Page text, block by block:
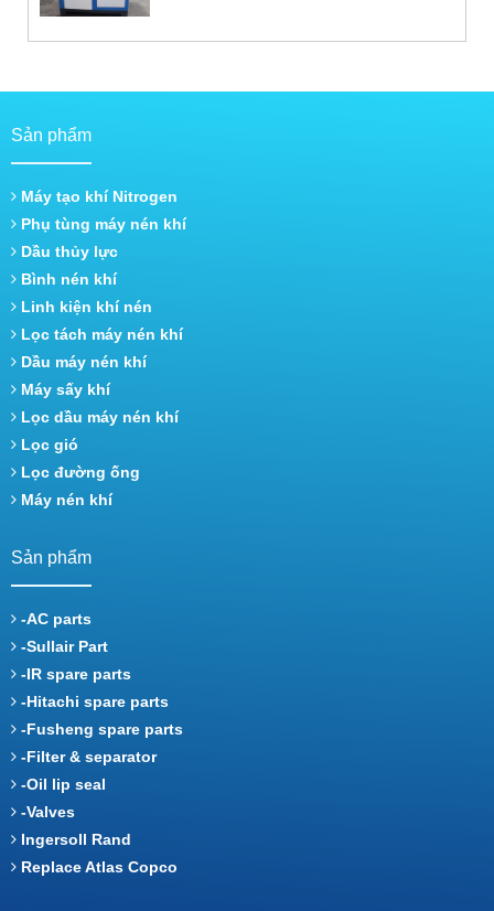
Sản phẩm
Máy tạo khí Nitrogen
Phụ tùng máy nén khí
Dầu thủy lực
Bình nén khí
Linh kiện khí nén
Lọc tách máy nén khí
Dầu máy nén khí
Máy sấy khí
Lọc dầu máy nén khí
Lọc gió
Lọc đường ống
Máy nén khí
Sản phẩm
-AC parts
-Sullair Part
-IR spare parts
-Hitachi spare parts
-Fusheng spare parts
-Filter & separator
-Oil lip seal
-Valves
Ingersoll Rand
Replace Atlas Copco